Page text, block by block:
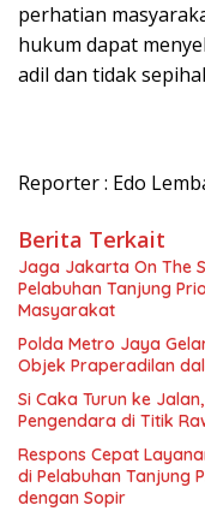
perhatian
hukum dapat
adil dan tidak
Reporter : Edo
Berita Terkait
Jaga Jakarta On The
Pelabuhan Tanjung
Masyarakat
Polda Metro Jaya
Objek Praperadilan
Si Caka Turun ke
Pengendara di Titik
Respons Cepat
di Pelabuhan Tanjung
dengan Sopir